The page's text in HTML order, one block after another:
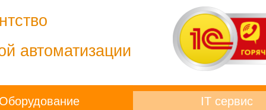
автоматизации
Оборудование IT сервис